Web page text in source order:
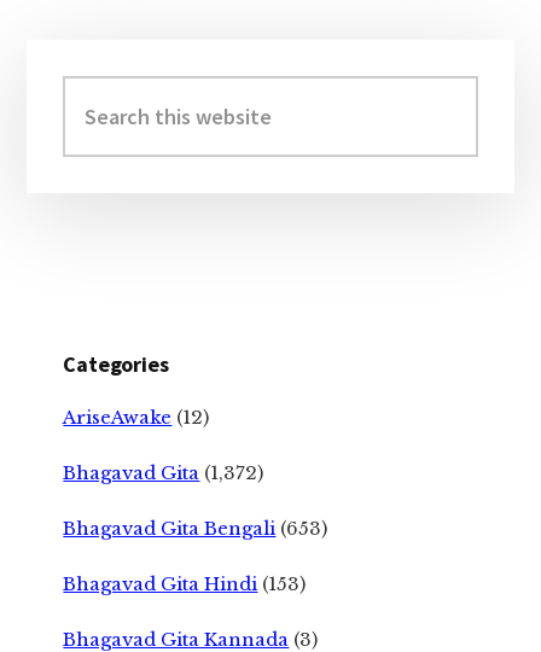
Sidebar
this
website
Categories
AriseAwake (12)
Bhagavad Gita (1,372)
Bhagavad Gita Bengali (653)
Bhagavad Gita Hindi (153)
Bhagavad Gita Kannada (3)